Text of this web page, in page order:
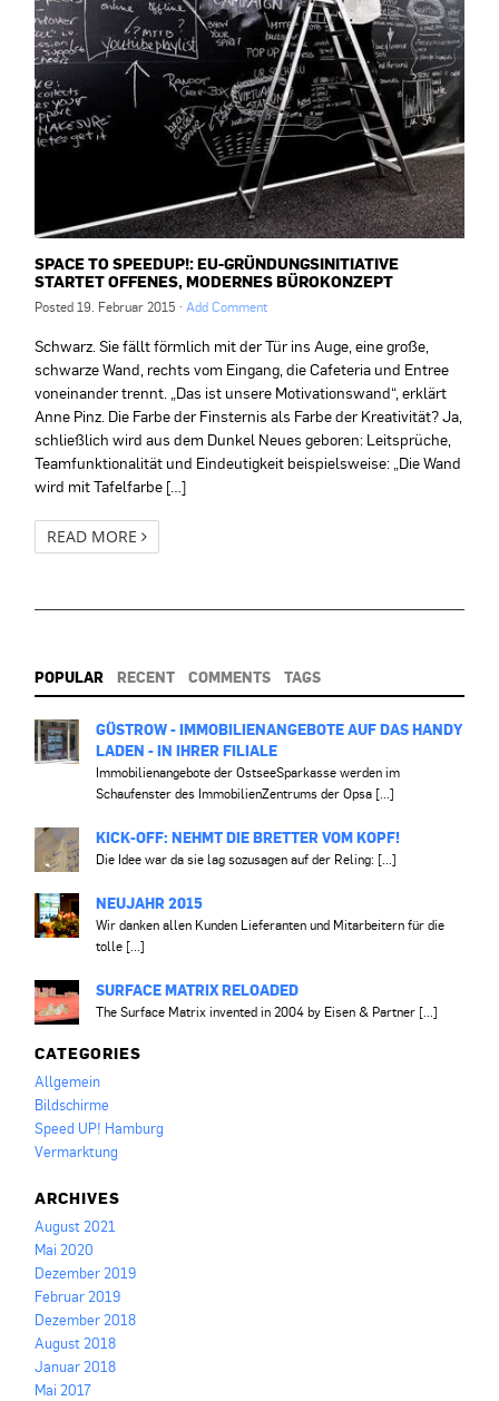
SPACE TO SPEEDUP!: EU-GRÜNDUNGSINITIATIVE
STARTET OFFENES, MODERNES BÜROKONZEPT
Posted19. Februar 2015 ·Add Comment
Schwarz. Sie fällt förmlich mit der Tür ins Auge, eine große,
schwarze Wand, rechts vom Eingang, die Cafeteria und Entree
voneinander trennt. „Das ist unsere Motivationswand“, erklärt
Anne Pinz. Die Farbe der Finsternis als Farbe der Kreativität? Ja,
schließlich wird aus dem Dunkel Neues geboren: Leitsprüche,
Teamfunktionalität und Eindeutigkeit beispielsweise: „Die Wand
wird mit Tafelfarbe […]
READ MORE
POPULAR RECENT COMMENTS TAGS
GÜSTROW - IMMOBILIENANGEBOTE AUF DAS HANDY
LADEN - IN IHRER FILIALE
Immobilienangebote der OstseeSparkasse werden im
Schaufenster des ImmobilienZentrums der Opsa [...]
KICK-OFF: NEHMT DIE BRETTER VOM KOPF!
Die Idee war da sie lag sozusagen auf der Reling: [...]
NEUJAHR 2015
Wir danken allen Kunden Lieferanten und Mitarbeitern für die
tolle [...]
SURFACE MATRIX RELOADED
The Surface Matrix invented in 2004 by Eisen & Partner [...]
CATEGORIES
Allgemein
Bildschirme
Speed UP! Hamburg
Vermarktung
ARCHIVES
August 2021
Mai 2020
Dezember 2019
Februar 2019
Dezember 2018
August 2018
Januar 2018
Mai 2017